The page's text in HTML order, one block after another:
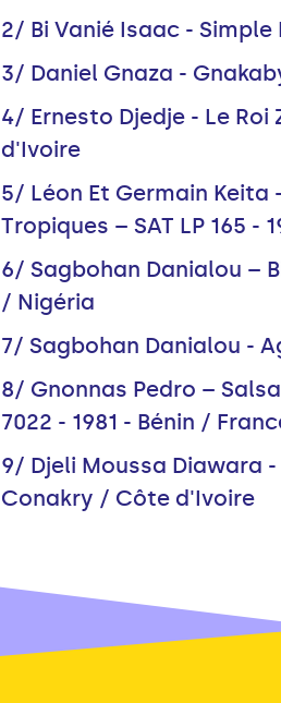
2/ Bi Vanié Isaac -
3/ Daniel Gnaza -
4/ Ernesto Djedje - Le Roi
d'Ivoire
5/ Léon Et Germain Keita
Tropiques – SAT LP 165 -
6/ Sagbohan Danialou –
/ Nigéria
7/ Sagbohan Danialou -
8/ Gnonnas Pedro –
7022 - 1981 - Bénin /
9/ Djeli Moussa Diawara -
Conakry / Côte d'Ivoire